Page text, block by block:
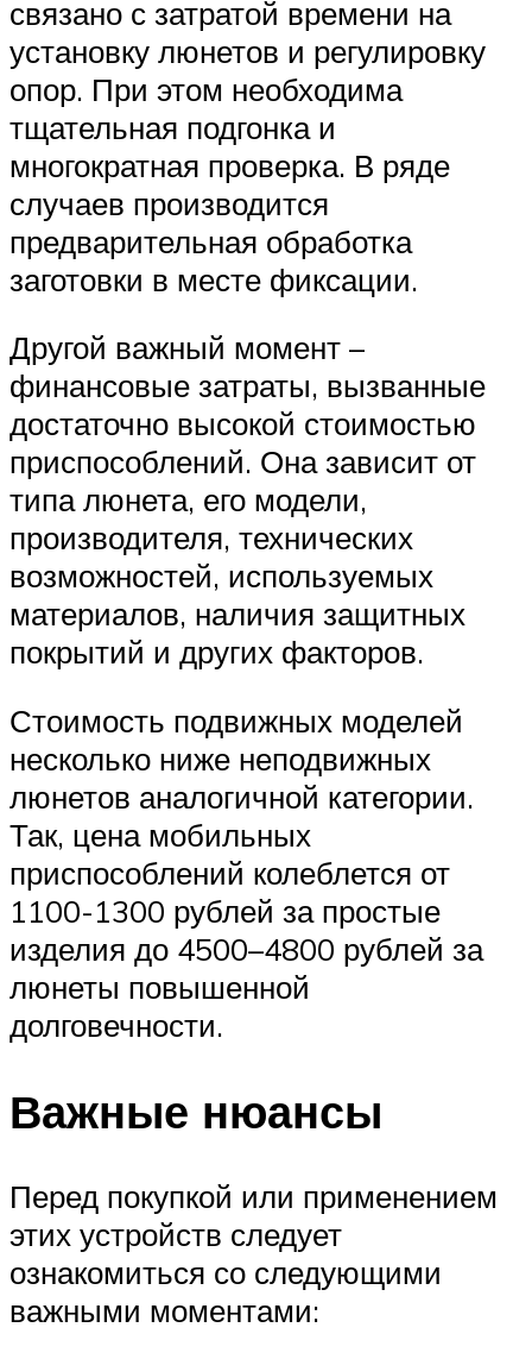
связано с затратой времени на
установку люнетов и регулировку
опор. При этом необходима
тщательная подгонка и
многократная проверка. В ряде
случаев производится
предварительная обработка
заготовки в месте фиксации.
Другой важный момент –
финансовые затраты, вызванные
достаточно высокой стоимостью
приспособлений. Она зависит от
типа люнета, его модели,
производителя, технических
возможностей, используемых
материалов, наличия защитных
покрытий и других факторов.
Стоимость подвижных моделей
несколько ниже неподвижных
люнетов аналогичной категории.
Так, цена мобильных
приспособлений колеблется от
1100-1300 рублей за простые
изделия до 4500–4800 рублей за
люнеты повышенной
долговечности.
Важные нюансы
Перед покупкой или применением
этих устройств следует
ознакомиться со следующими
важными моментами: